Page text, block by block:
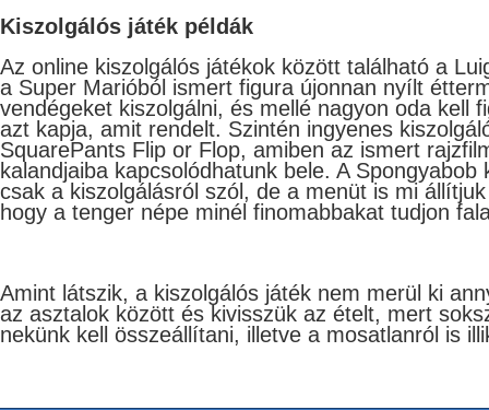
Kiszolgálós játék példák
Az online kiszolgálós játékok között található a
a Super Marióból ismert figura újonnan nyílt
vendégeket kiszolgálni, és mellé nagyon oda kell
azt kapja, amit rendelt. Szintén ingyenes
SquarePants Flip or Flop, amiben az ismert
kalandjaiba kapcsolódhatunk bele. A Spongyabob
csak a kiszolgálásról szól, de a menüt is mi
hogy a tenger népe minél finomabbakat tudjon
Amint látszik, a kiszolgálós játék nem merül ki
az asztalok között és kivisszük az ételt, mert
nekünk kell összeállítani, illetve a mosatlanról is